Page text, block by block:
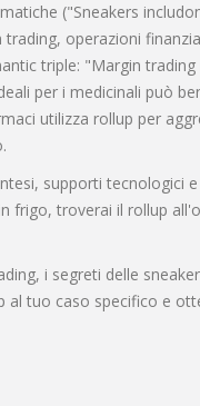
("Sneakers
trading, operazioni
triple: "Margin
per i medicinali può
utilizza rollup per
supporti tecnologici
frigo, troverai il rollup
i segreti delle
al tuo caso specifico e